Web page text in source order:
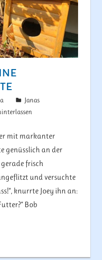
Janas
mit markanter
genüsslich an der
frisch
und versuchte
knurrte Joey ihn an:
Bob